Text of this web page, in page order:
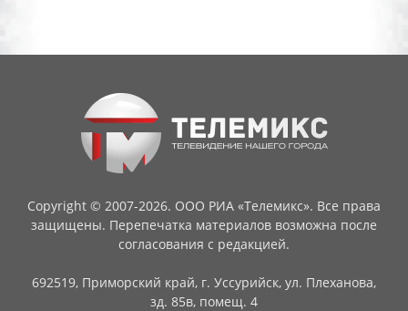
Copyright © 2007-2026. ООО РИА «Телемикс». Все права
защищены. Перепечатка материалов возможна после
согласования с редакцией.
692519, Приморский край, г. Уссурийск, ул. Плеханова,
зд. 85в, помещ. 4